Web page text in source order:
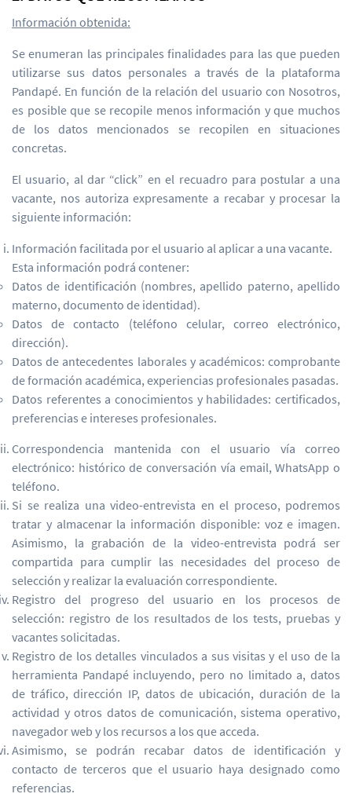
Información obtenida:
Se enumeran las principales finalidades para las que pueden
utilizarse sus datos personales a través de la plataforma
Pandapé. En función de la relación del usuario con Nosotros,
es posible que se recopile menos información y que muchos
de los datos mencionados se recopilen en situaciones
concretas.
El usuario, al dar “click” en el recuadro para postular a una
vacante, nos autoriza expresamente a recabar y procesar la
siguiente información:
Información facilitada por el usuario al aplicar a una vacante.
Esta información podrá contener:
Datos de identificación (nombres, apellido paterno, apellido
materno, documento de identidad).
Datos de contacto (teléfono celular, correo electrónico,
dirección).
Datos de antecedentes laborales y académicos: comprobante
de formación académica, experiencias profesionales pasadas.
Datos referentes a conocimientos y habilidades: certificados,
preferencias e intereses profesionales.
Correspondencia mantenida con el usuario vía correo
electrónico: histórico de conversación vía email, WhatsApp o
teléfono.
Si se realiza una video-entrevista en el proceso, podremos
tratar y almacenar la información disponible: voz e imagen.
Asimismo, la grabación de la video-entrevista podrá ser
compartida para cumplir las necesidades del proceso de
selección y realizar la evaluación correspondiente.
Registro del progreso del usuario en los procesos de
selección: registro de los resultados de los tests, pruebas y
vacantes solicitadas.
Registro de los detalles vinculados a sus visitas y el uso de la
herramienta Pandapé incluyendo, pero no limitado a, datos
de tráfico, dirección IP, datos de ubicación, duración de la
actividad y otros datos de comunicación, sistema operativo,
navegador web y los recursos a los que acceda.
Asimismo, se podrán recabar datos de identificación y
contacto de terceros que el usuario haya designado como
referencias.